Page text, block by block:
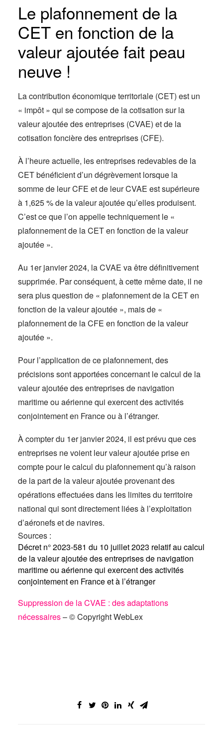
Le plafonnement de la
CET en fonction de la
valeur ajoutée fait peau
neuve !
La contribution économique territoriale (CET) est un
« impôt » qui se compose de la cotisation sur la
valeur ajoutée des entreprises (CVAE) et de la
cotisation foncière des entreprises (CFE).
À l’heure actuelle, les entreprises redevables de la
CET bénéficient d’un dégrèvement lorsque la
somme de leur CFE et de leur CVAE est supérieure
à 1,625 % de la valeur ajoutée qu’elles produisent.
C’est ce que l’on appelle techniquement le «
plafonnement de la CET en fonction de la valeur
ajoutée ».
Au 1er janvier 2024, la CVAE va être définitivement
supprimée. Par conséquent, à cette même date, il ne
sera plus question de « plafonnement de la CET en
fonction de la valeur ajoutée », mais de «
plafonnement de la CFE en fonction de la valeur
ajoutée ».
Pour l’application de ce plafonnement, des
précisions sont apportées concernant le calcul de la
valeur ajoutée des entreprises de navigation
maritime ou aérienne qui exercent des activités
conjointement en France ou à l’étranger.
À compter du 1er janvier 2024, il est prévu que ces
entreprises ne voient leur valeur ajoutée prise en
compte pour le calcul du plafonnement qu’à raison
de la part de la valeur ajoutée provenant des
opérations effectuées dans les limites du territoire
national qui sont directement liées à l’exploitation
d’aéronefs et de navires.
Sources :
Décret n° 2023-581 du 10 juillet 2023 relatif au calcul
de la valeur ajoutée des entreprises de navigation
maritime ou aérienne qui exercent des activités
conjointement en France et à l’étranger
Suppression de la CVAE : des adaptations
nécessaires– © Copyright WebLex